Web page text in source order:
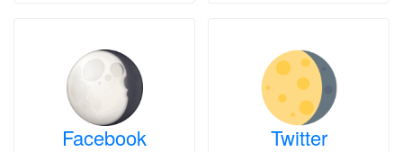
Facebook Twitter